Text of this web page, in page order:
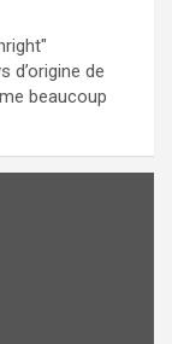
d’origine de
beaucoup